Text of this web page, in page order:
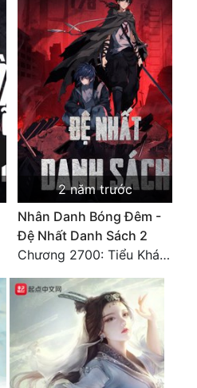
2 năm trước
Nhân Danh Bóng Đêm -
Đệ Nhất Danh Sách 2
Chương 2700: Tiểu Khánh Trần